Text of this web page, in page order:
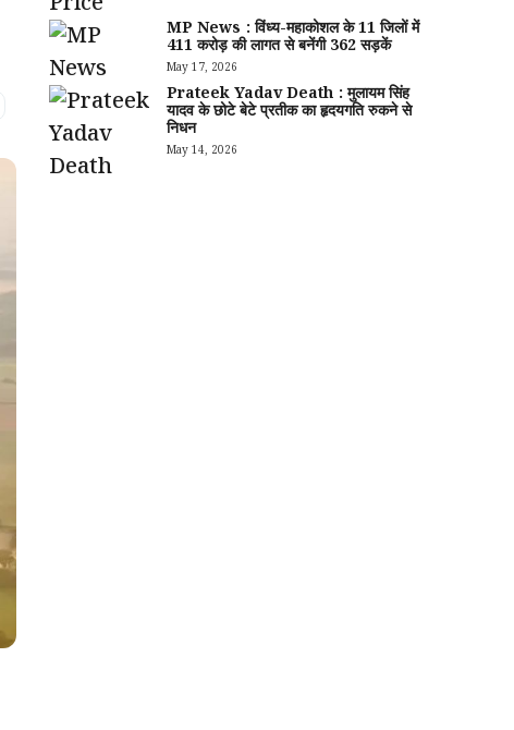
MP News : विंध्य-महाकोशल के 11 जिलों में
411 करोड़ की लागत से बनेंगी 362 सड़कें
May 17, 2026
Prateek Yadav Death : मुलायम सिंह
यादव के छोटे बेटे प्रतीक का हृदयगति रुकने से
निधन
May 14, 2026